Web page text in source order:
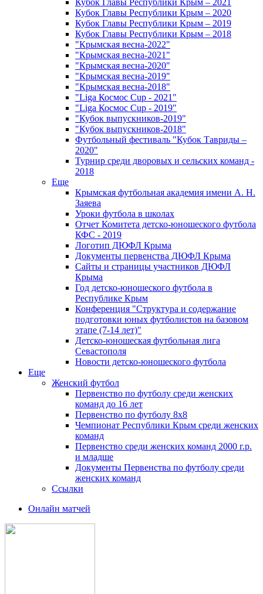
Кубок Главы Республики Крым – 2021
Кубок Главы Республики Крым – 2020
Кубок Главы Республики Крым – 2019
Кубок Главы Республики Крым – 2018
"Крымская весна-2022"
"Крымская весна-2021"
"Крымская весна-2020"
"Крымская весна-2019"
"Крымская весна-2018"
"Liga Космос Cup - 2021"
"Liga Космос Cup - 2019"
"Кубок выпускников-2019"
"Кубок выпускников-2018"
Футбольный фестиваль "Кубок Тавриды –
2020"
Турнир среди дворовых и сельских команд -
2018
Еще
Крымская футбольная академия имени А. Н.
Заяева
Уроки футбола в школах
Отчет Комитета детско-юношеского футбола
КФС - 2019
Логотип ДЮФЛ Крыма
Документы первенства ДЮФЛ Крыма
Сайты и страницы участников ДЮФЛ
Крыма
Год детско-юношеского футбола в
Республике Крым
Конференция "Структура и содержание
подготовки юных футболистов на базовом
этапе (7-14 лет)"
Детско-юношеская футбольная лига
Севастополя
Новости детско-юношеского футбола
Еще
Женский футбол
Первенство по футболу среди женских
команд до 16 лет
Первенство по футболу 8х8
Чемпионат Республики Крым среди женских
команд
Первенство среди женских команд 2000 г.р.
и младше
Документы Первенства по футболу среди
женских команд
Ссылки
Онлайн матчей